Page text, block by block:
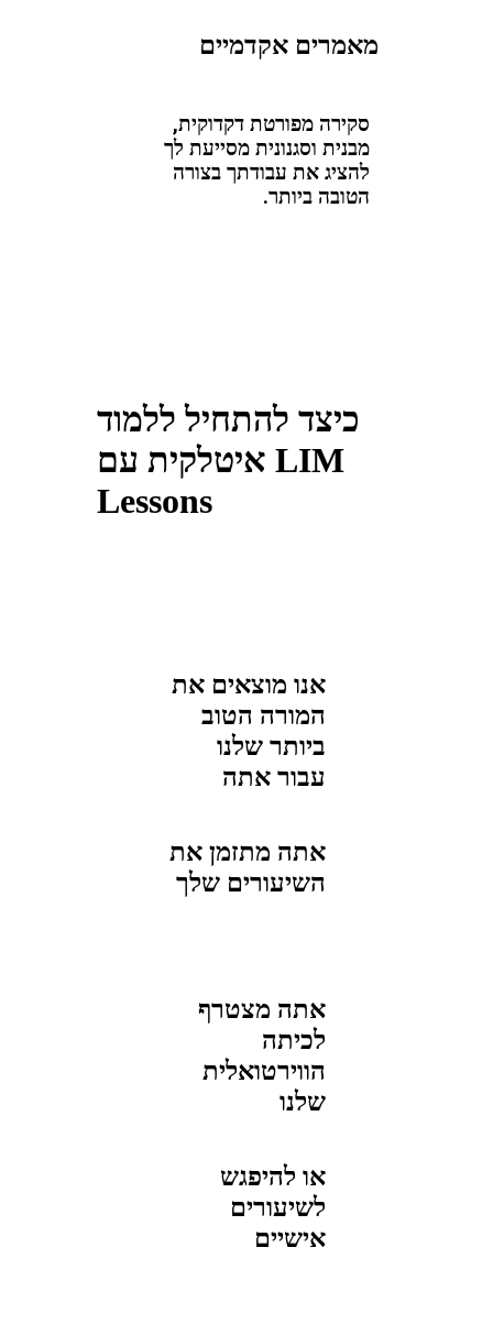
מאמרים אקדמיים
סקירה מפורטת דקדוקית,
מבנית וסגנונית מסייעת לך
להציג את עבודתך בצורה
הטובה ביותר.
כיצד להתחיל ללמוד
איטלקית עם LIM
Lessons
אנו מוצאים את
המורה הטוב
ביותר שלנו
עבור אתה
אתה מתזמן את
השיעורים שלך
אתה מצטרף
לכיתה
הווירטואלית
שלנו
או להיפגש
לשיעורים
אישיים